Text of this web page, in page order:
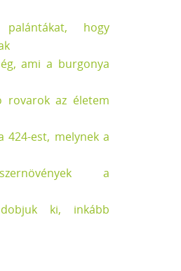
hogy
ami a burgonya
rovarok az életem
424-est, melynek a
a
ki, inkább